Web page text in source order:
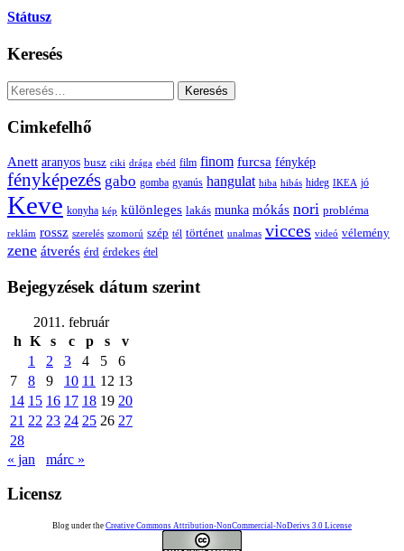
Státusz
Keresés
Keresés:
Cimkefelhő
Anett aranyos busz ciki drága ebéd film finom furcsa fénykép
fényképezés gabo gomba gyanús hangulat hiba hibás hideg IKEA jó
Keve konyha kép különleges lakás munka mókás nori probléma
reklám rossz szerelés szomorú szép tél történet unalmas vicces videó vélemény
zene átverés érd érdekes étel
Bejegyzések dátum szerint
2011. február
h K s c p s
v
1
2 3 4 5
6
7
8 9 10 11 12 13
14 15 16 17 18 19 20
21 22 23 24 25 26 27
28
« jan
márc »
Licensz
Blog under the Creative Commons Attribution-NonCommercial-NoDerivs 3.0 License